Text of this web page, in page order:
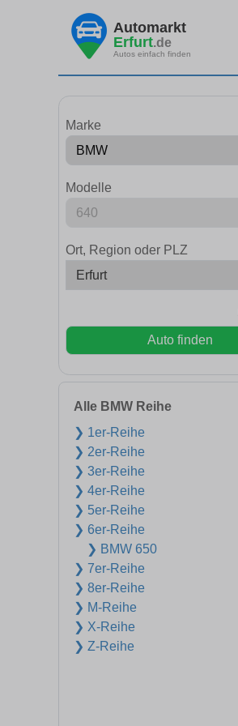
Automarkt
Erfurt.de
Autos einfach finden
Marke
Modelle
Ort, Region oder PLZ
Auto finden
Alle BMW Reihe
❯ 1er-Reihe
❯ 2er-Reihe
❯ 3er-Reihe
❯ 4er-Reihe
❯ 5er-Reihe
❯ 6er-Reihe
❯ BMW 650
❯ 7er-Reihe
❯ 8er-Reihe
❯ M-Reihe
❯ X-Reihe
❯ Z-Reihe